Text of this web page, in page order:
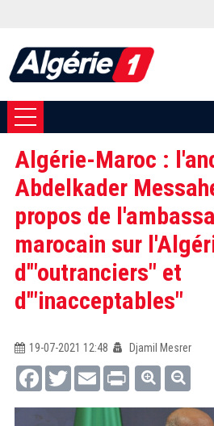
Algérie-Maroc :
Abdelkader
propos de
marocain sur
d'"outranciers" et
d'"inacceptables"
19-07-2021 12:48
Djamil Mesrer
FacebookTwitterEmail Print